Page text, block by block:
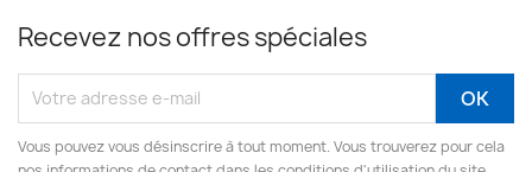
Recevez nos offres spéciales
Vous pouvez vous désinscrire à tout moment. Vous trouverez pour cela